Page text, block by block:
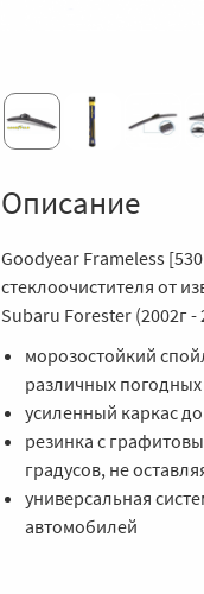
Описание
Goodyear Frameless
стеклоочистителя от
Subaru Forester (2002г -
морозостойкий
различных погодных
усиленный каркас
резинка с
градусов, не
универсальная
автомобилей